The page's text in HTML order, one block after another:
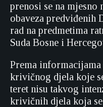
prenosi se na mjesno
obaveza predviđenih
rad na predmetima
Suda Bosne i
Prema
krivičnog djela koje
teret nisu takvog
krivičnih djela koja